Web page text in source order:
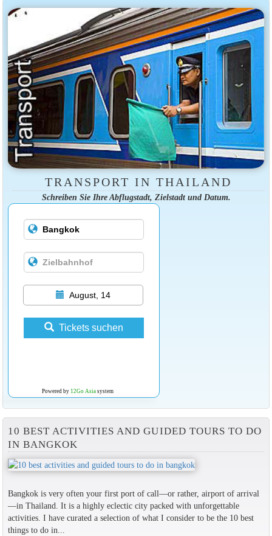
TRANSPORT IN THAILAND
Schreiben Sie Ihre Abflugstadt, Zielstadt und Datum.
August, 14
Tickets suchen
Powered by 12Go Asiasystem
10 BEST ACTIVITIES AND GUIDED TOURS TO DO
IN BANGKOK
Bangkok is very often your first port of call—or rather, airport of arrival
—in Thailand. It is a highly eclectic city packed with unforgettable
activities. I have curated a selection of what I consider to be the 10 best
things to do in...